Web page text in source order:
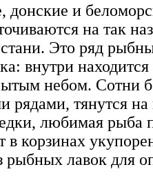
донские и
на так
Это ряд
внутри
небом. Сотни
рядами, тянутся
любимая рыба
в корзинах
рыбных лавок для